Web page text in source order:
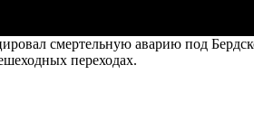
смертельную аварию под
переходах.